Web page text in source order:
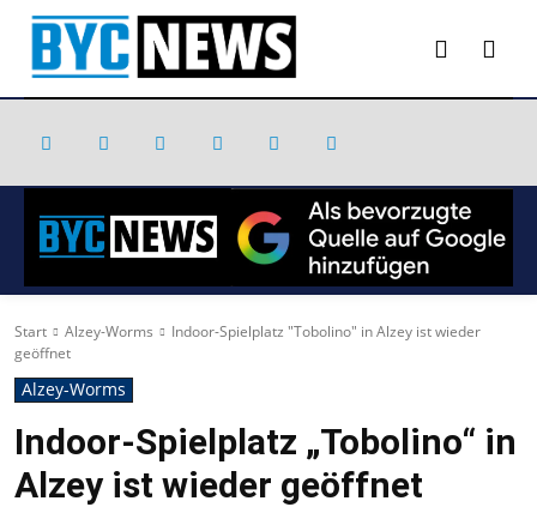
Start Alzey-Worms
Indoor-Spielplatz "Tobolino" in Alzey ist wieder
geöffnet
Alzey-Worms
Indoor-Spielplatz „Tobolino“ in
Alzey ist wieder geöffnet